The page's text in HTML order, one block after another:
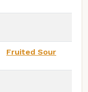
Fruited Sour